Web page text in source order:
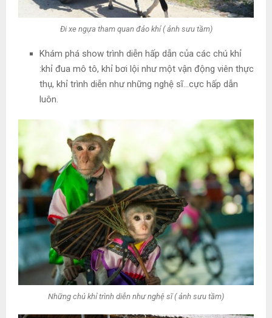
Đi xe ngựa tham quan đảo khỉ ( ảnh sưu tầm)
Khám phá show trình diễn hấp dẫn của các chú khỉ
:khỉ đua mô tô, khỉ bơi lội như một vận động viên thực
thụ, khỉ trình diễn như những nghệ sĩ…cực hấp dẫn
luôn.
Những chú khỉ trình diễn như nghệ sĩ ( ảnh sưu tầm)